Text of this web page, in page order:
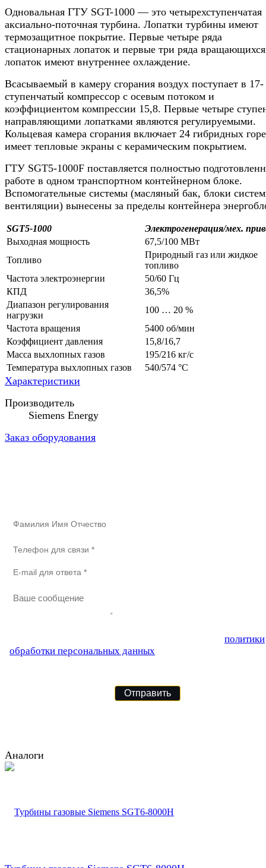
Одновальная ГТУ SGT-1000 — это четырехступенчатая
аксиально-поточная турбина. Лопатки турбины имеют
термозащитное покрытие. Первые четыре ряда
стационарных лопаток и первые три ряда вращающихся
лопаток имеют внутреннее охлаждение.
Всасываемый в камеру сгорания воздух поступает в 17-
ступенчатый компрессор с осевым потоком и
коэффициентом компрессии 15,8. Первые четыре
направляющими лопатками являются регулируемыми.
Кольцевая камера сгорания включает 24 гибридных
имеет тепловые экраны с керамическим покрытием.
ГТУ SGT5-1000F поставляется полностью
работе в одном транспортном контейнерном блоке.
Вспомогательные системы (масляный бак, блоки
вентиляции) вынесены за пределы контейнера
SGT5-1000
Электрогенерация/мех.
Выходная мощность
67,5/100 МВт
Топливо
Природный газ или жидкое
топливо
Частота электроэнергии
50/60 Гц
КПД
36,5%
Диапазон регулирования
нагрузки
100 … 20 %
Частота вращения
5400 об/мин
Коэффициент давления
15,8/16,7
Масса выхлопных газов
195/216 кг/с
Температура выхлопных газов
540/574 °C
Характеристики
Производитель
Siemens Energy
Заказ оборудования
Аналоги